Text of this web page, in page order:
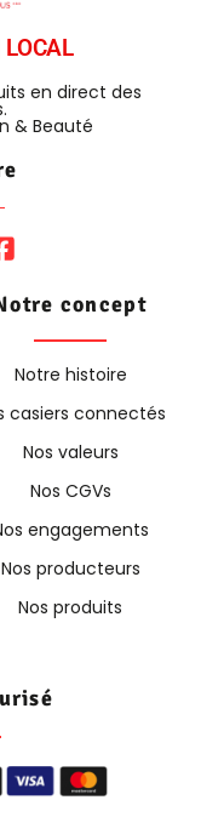
LOCAL
en direct des
& Beauté
concept
Notre histoire
casiers connectés
Nos valeurs
Nos CGVs
engagements
Nos producteurs
Nos produits